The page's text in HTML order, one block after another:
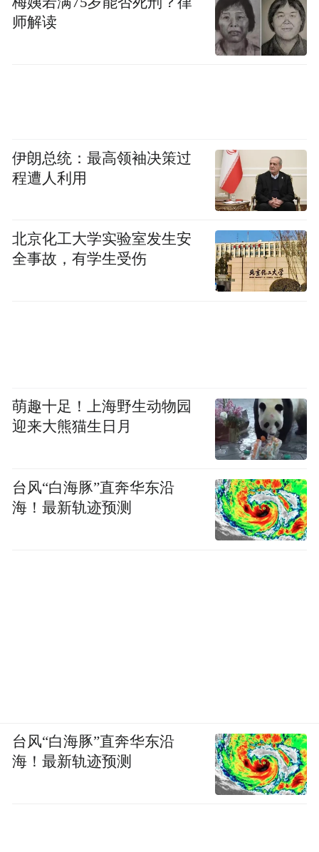
中国药科大学
暑假：2026年7月13日—8月30日
师解读
伊朗总统：最高领袖决策过
程遭人利用
北京化工大学实验室发生安
全事故，有学生受伤
萌趣十足！上海野生动物园
迎来大熊猫生日月
台风“白海豚”直奔华东沿
海！最新轨迹预测
台风“白海豚”直奔华东沿
海！最新轨迹预测